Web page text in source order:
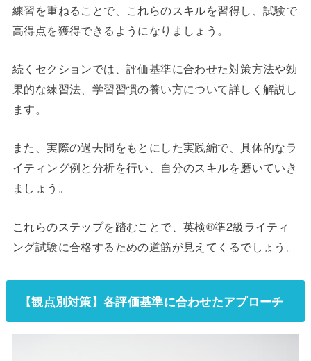
練習を重ねることで、これらのスキルを習得し、試験で
高得点を獲得できるようになりましょう。
続くセクションでは、評価基準に合わせた対策方法や効
果的な練習法、学習習慣の養い方について詳しく解説し
ます。
また、実際の過去問をもとにした実践編で、具体的なラ
イティング例と分析を行い、自分のスキルを磨いていき
ましょう。
これらのステップを踏むことで、英検®準2級ライティ
ング試験に合格するための道筋が見えてくるでしょう。
【観点別対策】各評価基準に合わせたアプローチ